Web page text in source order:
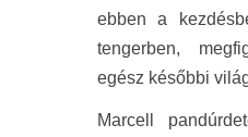
ebben a
tengerben,
egész későbbi
Marcell